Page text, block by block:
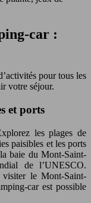
car :
pour tous les
votre séjour.
et ports
les plages de
paisibles et les ports
baie du Mont-Saint-
de l’UNESCO.
le Mont-Saint-
car est possible